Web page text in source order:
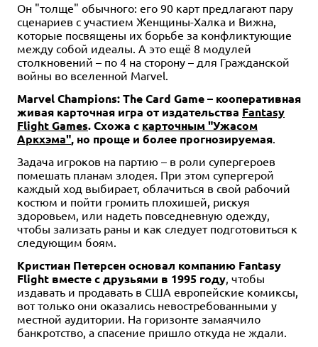
Он "толще" обычного: его 90 карт предлагают пару
сценариев с участием Женщины-Халка и Вижна,
которые посвящены их борьбе за конфликтующие
между собой идеалы. А это ещё 8 модулей
столкновений – по 4 на сторону – для Гражданской
войны во вселенной Marvel.
Marvel Champions: The Card Game – кооперативная
живая карточная игра от издательства Fantasy
Flight Games. Схожа с карточным "Ужасом
Аркхэма", но проще и более прогнозируемая.
Задача игроков на партию – в роли супергероев
помешать планам злодея. При этом супергерой
каждый ход выбирает, облачиться в свой рабочий
костюм и пойти громить плохишей, рискуя
здоровьем, или надеть повседневную одежду,
чтобы зализать раны и как следует подготовиться к
следующим боям.
Кристиан Петерсен основал компанию Fantasy
Flight вместе с друзьями в 1995 году, чтобы
издавать и продавать в США европейские комиксы,
вот только они оказались невостребованными у
местной аудитории. На горизонте замаячило
банкротство, а спасение пришло откуда не ждали.